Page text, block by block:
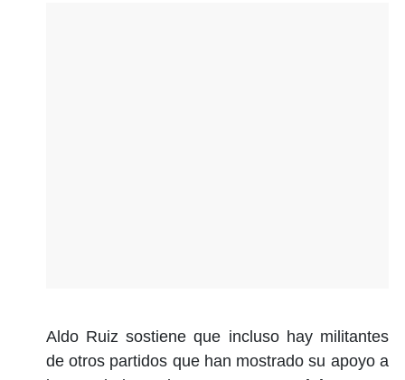
Aldo Ruiz sostiene que incluso hay militantes
de otros partidos que han mostrado su apoyo a